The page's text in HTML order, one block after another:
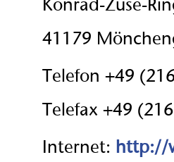
Konrad-Zuse-
41179
Telefon +49
Telefax +49
Internet: http://